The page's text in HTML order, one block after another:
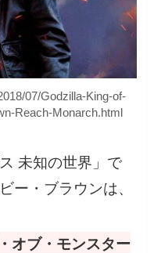
07/Godzilla-King-of-
Reach-Monarch.html
未知の世界」で
ー・ブラウンは、
オブ・モンスター